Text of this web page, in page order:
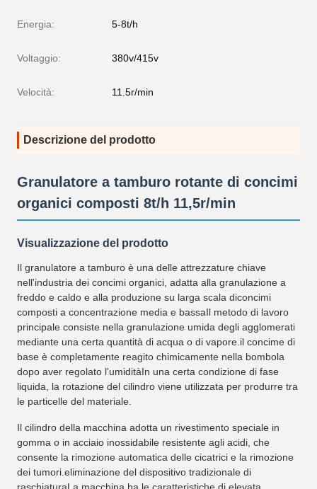
Energia: 5-8t/h
Voltaggio: 380v/415v
Velocità: 11.5r/min
Descrizione del prodotto
Granulatore a tamburo rotante di concimi
organici composti 8t/h 11,5r/min
Visualizzazione del prodotto
Il granulatore a tamburo è una delle attrezzature chiave
nell'industria dei concimi organici, adatta alla granulazione a
freddo e caldo e alla produzione su larga scala diconcimi
composti a concentrazione media e bassaIl metodo di lavoro
principale consiste nella granulazione umida degli agglomerati
mediante una certa quantità di acqua o di vapore.il concime di
base è completamente reagito chimicamente nella bombola
dopo aver regolato l'umiditàIn una certa condizione di fase
liquida, la rotazione del cilindro viene utilizzata per produrre tra
le particelle del materiale.
Il cilindro della macchina adotta un rivestimento speciale in
gomma o in acciaio inossidabile resistente agli acidi, che
consente la rimozione automatica delle cicatrici e la rimozione
dei tumori.eliminazione del dispositivo tradizionale di